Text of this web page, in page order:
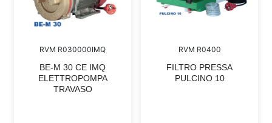
RVM R030000IMQ
BE-M 30 CE IMQ
ELETTROPOMPA
TRAVASO
RVM R0400
FILTRO PRESSA
PULCINO 10